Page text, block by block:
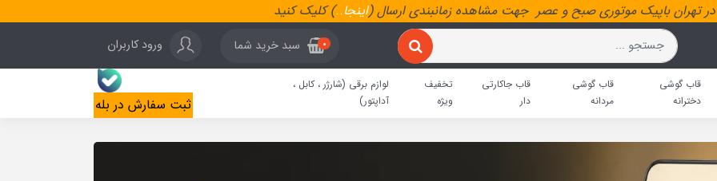
تهران باپیک موتوری صبح و عصر جهت مشاهده زمانبندی ارسال (اینجا..) کلیک کنید
0 سبد خرید شما ورود کاربران
قاب گوشی
دخترانه
قاب گوشی
مردانه
قاب جاکارتی
دار
تخفیف
ویژه
لوازم برقی (شارژر ، کابل ،
آداپتور)
ثبت سفارش در بله